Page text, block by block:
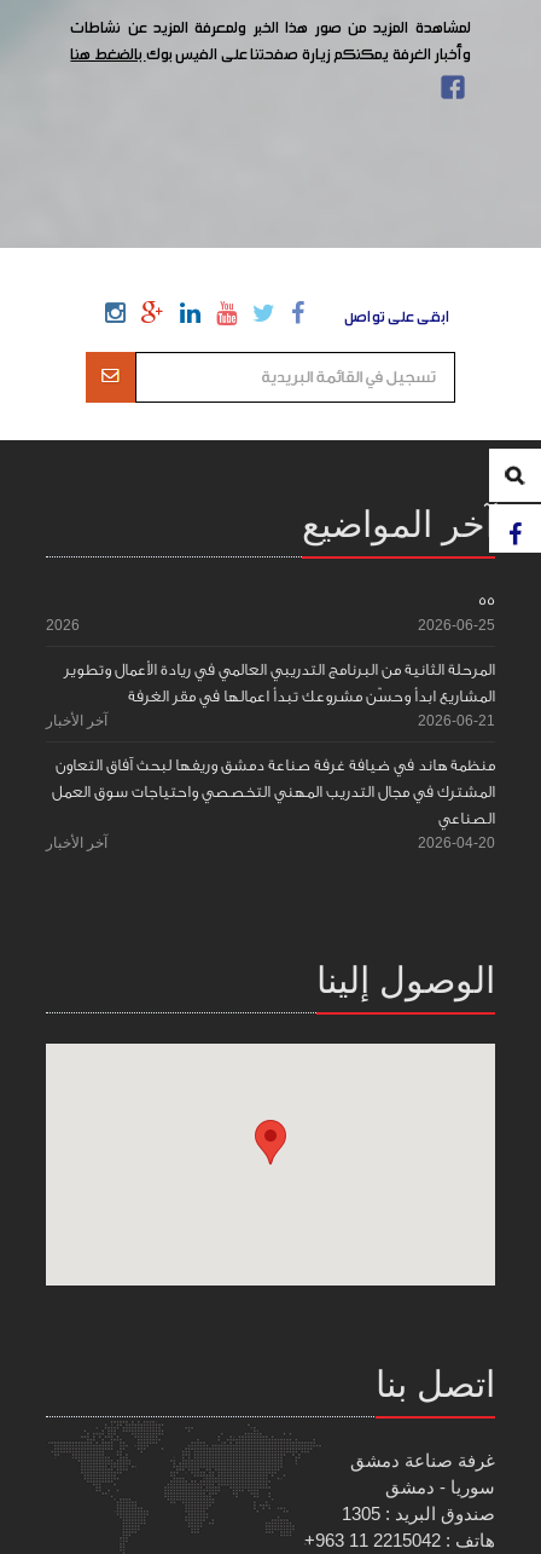
لمشاهدة المزيد من صور هذا الخبر ولمعرفة المزيد عن نشاطات
وأخبار الغرفة يمكنكم زيارة صفحتنا على الفيس بوكبالضغط هنا
ابقى على تواصل
آخر المواضيع
55
2026-06-25
2026
المرحلة الثانية من البرنامج التدريبي العالمي في ريادة الأعمال وتطوير
المشاريع ابدأ وحسّن مشروعك تبدأ اعمالها في مقر الغرفة
2026-06-21 آخر الأخبار
منظمة هاند في ضيافة غرفة صناعة دمشق وريفها لبحث آفاق التعاون
المشترك في مجال التدريب المهني التخصصي واحتياجات سوق العمل
الصناعي
2026-04-20 آخر الأخبار
الوصول إلينا
اتصل بنا
غرفة صناعة دمشق
سوريا - دمشق
صندوق البريد : 1305
هاتف : 2215042 11 963+